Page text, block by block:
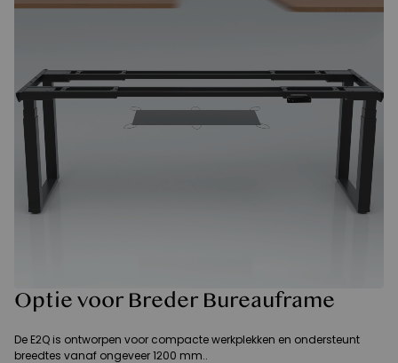
Optie voor Breder Bureauframe
De E2Q is ontworpen voor compacte werkplekken en ondersteunt
breedtes vanaf ongeveer 1200 mm..